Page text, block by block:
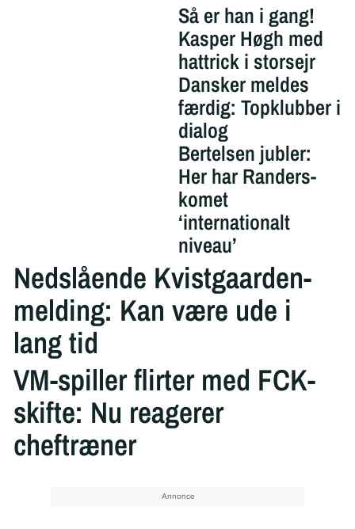
Så er han i gang!
Kasper Høgh med
hattrick i storsejr
Dansker meldes
færdig: Topklubber i
dialog
Bertelsen jubler:
Her har Randers-
komet
‘internationalt
niveau’
Nedslående Kvistgaarden-
melding: Kan være ude i
lang tid
VM-spiller flirter med FCK-
skifte: Nu reagerer
cheftræner